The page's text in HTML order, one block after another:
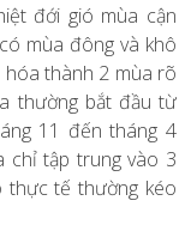
đới gió mùa cận
mùa đông và khô
hóa thành 2 mùa rõ
thường bắt đầu từ
11 đến tháng 4
chỉ tập trung vào 3
thực tế thường kéo